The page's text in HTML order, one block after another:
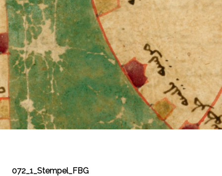
072_1_Stempel_FBG